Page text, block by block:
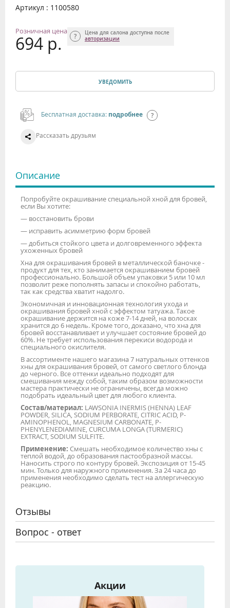
Артикул : 1100580
Розничная цена
694 р.
Цена для салона доступна после
авторизации
УВЕДОМИТЬ
Бесплатная доставка: подробнее
Рассказать друзьям
Описание
Попробуйте окрашивание специальной хной для бровей,
если Вы хотите:
— восстановить брови
— исправить асимметрию форм бровей
— добиться стойкого цвета и долговременного эффекта
ухоженных бровей
Хна для окрашивания бровей в металлической баночке -
продукт для тех, кто занимается окрашиванием бровей
профессионально. Большой объем упаковки 5 или 10 мл
позволит реже пополнять запасы и спокойно работать,
так как средства хватит надолго.
Экономичная и инновационная технология ухода и
окрашивания бровей хной с эффектом татуажа. Такое
окрашивание держится на коже 7-14 дней, на волосках
хранится до 6 недель. Кроме того, доказано, что хна для
бровей восстанавливает и улучшает состояние бровей до
60%. Не требует использования перекиси водорода и
специального окислителя.
В ассортименте нашего магазина 7 натуральных оттенков
хны для окрашивания бровей, от самого светлого блонда
до черного. Все оттенки идеально подходят для
смешивания между собой, таким образом возможности
мастера практически не ограничены, всегда можно
подобрать идеальный цвет для любого клиента.
Состав/материал: LAWSONIA INERMIS (HENNA) LEAF
POWDER, SILICA, SODIUM PERBORATE, CITRIC ACID, P-
AMINOPHENOL, MAGNESIUM CARBONATE, P-
PHENYLENEDIAMINE, CURCUMA LONGA (TURMERIC)
EXTRACT, SODIUM SULFITE.
Применение: Смешать необходимое количество хны с
теплой водой, до образования пастообразной массы.
Наносить строго по контуру бровей. Экспозиция от 15-45
мин. Только для наружного применения. За 24 часа до
применения необходимо сделать тест на аллергическую
реакцию.
Отзывы
Вопрос - ответ
Акции